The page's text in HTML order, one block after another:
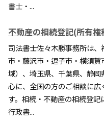
書士・...
不動産の相続登記(所有権
司法書士佐々木勝事務所は、
市・藤沢市・逗子市・横須
域）、埼玉県、千葉県、静
心に、全国の方のご相談に
す。相続・不動産の相続登記
行政書...